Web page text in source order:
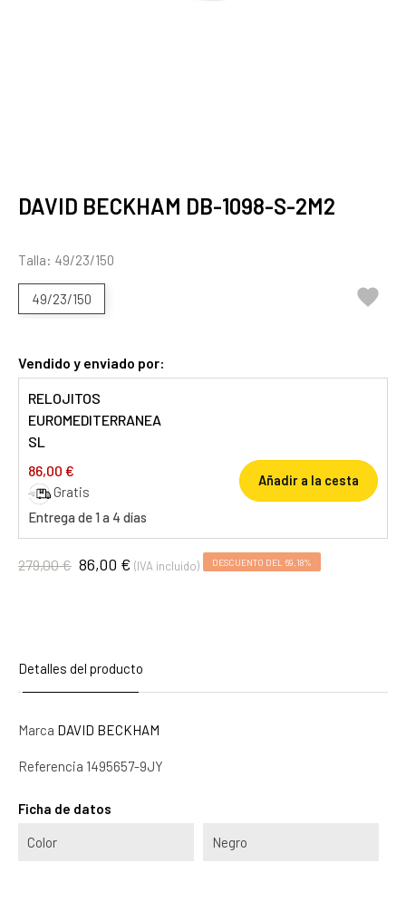
DAVID BECKHAM DB-1098-S-2M2
Talla: 49/23/150
49/23/150 
Vendido y enviado por:
RELOJITOS
EUROMEDITERRANEA
SL
86,00 €
Gratis
Entrega de 1 a 4 días
Añadir a la cesta
279,00 € 86,00 € (IVA incluido) DESCUENTO DEL 69,18%
Detalles del producto
Marca DAVID BECKHAM
Referencia 1495657-9JY
Ficha de datos
Color Negro